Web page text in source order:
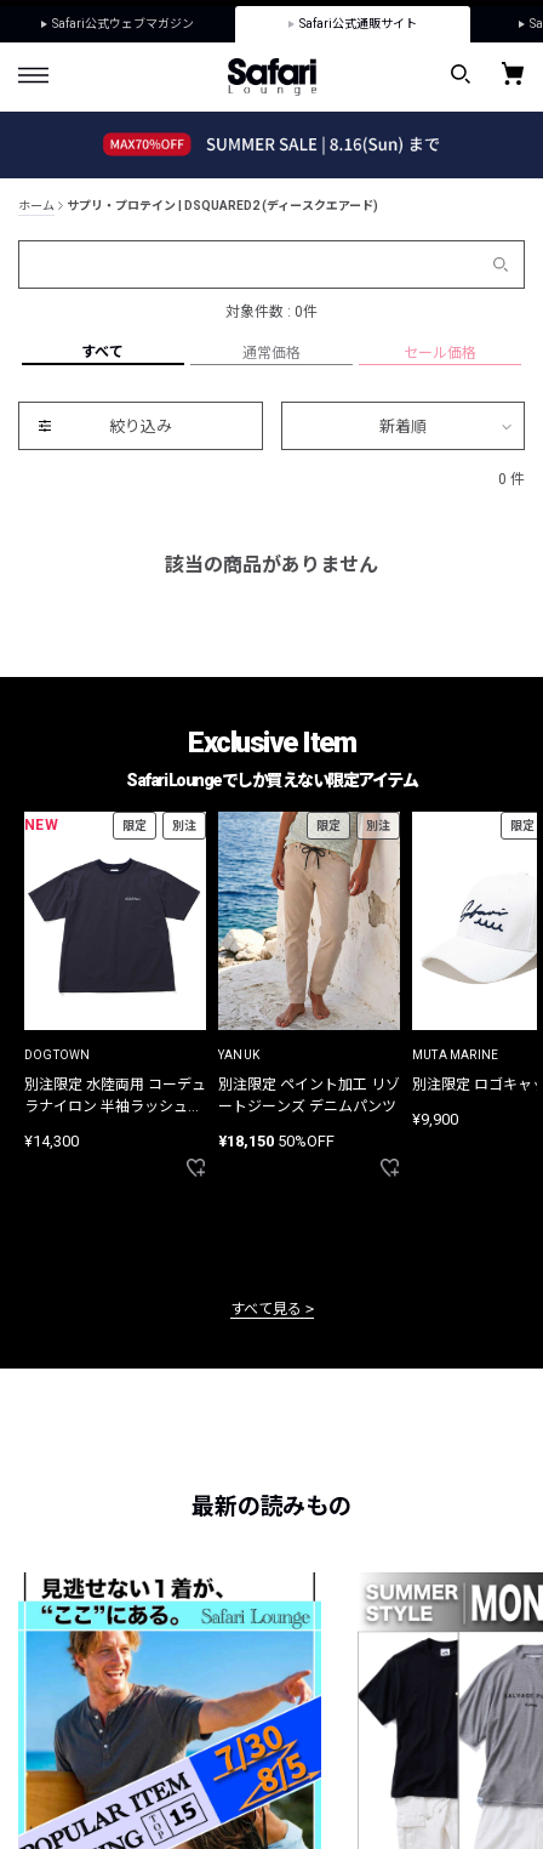
Safari公式ウェブマガジン Safari公式通販サイト
ホーム サプリ・プロテイン | DSQUARED2 (ディースクエアード)
対象件数 : 0件
すべて 通常価格 セール価格
絞り込み 新着順
0 件
該当の商品がありません
Exclusive Item
Safari Loungeでしか買えない限定アイテム
NEW 限定 別注
DOGTOWN
別注限定 水陸両用 コーデュ
ラナイロン 半袖ラッシュガ
¥14,300
限定 別注
YANUK
別注限定 ペイント加工 リゾ
ートジーンズ デニムパンツ
¥18,150 50%OFF
限定
MUTA MARINE
別注限定 ロゴキャ
¥9,900
すべて見る
最新の読みもの